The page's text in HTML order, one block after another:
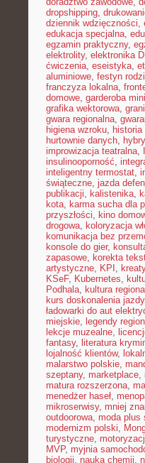
dropshipping,
dziennik wdzięczności,
edukacja specjalna,
egzamin praktyczny,
elektrolity, elektronika
ćwiczenia, eseistyka,
aluminiowe, festyn
franczyza lokalna,
domowe, garderoba
grafika wektorowa,
gwara regionalna,
higiena wzroku,
hurtownie danych,
improwizacja teatralna,
insulinooporność,
inteligentny termostat,
świąteczne, jazda
publikacji, kalistenika,
kota, karma sucha dla
przyszłości, kino
drogowa, koloryzacja
komunikacja bez
konsole do gier,
zapasowe, korekta
artystyczne, KPI ,
KSeF, Kubernetes,
Podhala, kultura
kurs doskonalenia jazdy
ładowarki do aut
miejskie, legendy
lekcje muzealne,
fantasy, literatura
lojalność klientów,
malarstwo polskie,
szeptany, marketplace,
matura rozszerzona,
menedżer haseł,
mikroserwisy, mniej
outdoorowa, moda plus
modernizm polski,
turystyczne,
MVP, myjnia
biologii, nauka chemii,